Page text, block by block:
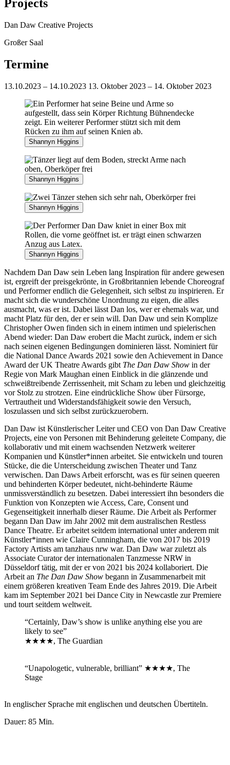
Projects
Dan Daw Creative Projects
Großer Saal
Termine
13.10.2023 – 14.10.2023 13. Oktober 2023 – 14. Oktober 2023
Shannyn Higgins
Shannyn Higgins
Shannyn Higgins
Shannyn Higgins
Nachdem Dan Daw sein Leben lang Inspiration für andere gewesen
ist, ergreift der preisgekrönte, in Großbritannien lebende Choreograf
und Performer endlich die Gelegenheit, sich selbst zu inspirieren. Er
macht sich die wunderschöne Unordnung zu eigen, die alles
ausmacht, was er ist. Dabei lässt Dan los, wer er ehemals war, und
macht Platz für den, der er sein will. Dan Daw und sein Komplize
Christopher Owen finden sich in einem intimen und spielerischen
Abend wieder: Dan Daw erobert die Macht zurück, indem er sich
nach seinen eigenen Bedingungen dominieren lässt. Nominiert für
die National Dance Awards 2021 sowie den Achievement in Dance
Award der UK Theatre Awards gibt The Dan Daw Show in der
Regie von Mark Maughan einen Einblick in die glänzende und
schweißtreibende Zerrissenheit, mit Scham zu leben und gleichzeitig
vor Stolz zu strotzen. Eine eindrückliche Show über Fürsorge,
Vertrautheit und Widerstandsfähigkeit sowie den Versuch,
loszulassen und sich selbst zurückzuerobern.
Dan Daw ist Künstlerischer Leiter und CEO von Dan Daw Creative
Projects, eine von Personen mit Behinderung geleitete Company, die
kollaborativ und mit einem wachsenden Netzwerk weiterer
Kompanien und Künstler*innen arbeitet. Sie entwickeln und touren
Stücke, die die Unterscheidung zwischen Theater und Tanz
verwischen. Dan Daws Arbeit erforscht, was es für seinen queeren
und behinderten Körper bedeutet, nicht-behinderte Räume
unmissverständlich zu besetzen. Dabei interessiert ihn besonders die
Funktion von Konzepten wie Access, Care, Consent und
Gegenseitigkeit innerhalb dieser Räume. Die Arbeit als Performer
begann Dan Daw im Jahr 2002 mit dem australischen Restless
Dance Theatre. Er arbeitet seitdem international unter anderem mit
Künstler*innen wie Claire Cunningham, die von 2017 bis 2019
Factory Artists am tanzhaus nrw war. Dan Daw war zuletzt als
Associate Curator der internationalen Tanzmesse NRW in
Düsseldorf tätig, mit der er von 2021 bis 2024 kollaboriert. Die
Arbeit an The Dan Daw Show begann in Zusammenarbeit mit
einem größeren kreativen Team Ende des Jahres 2019. Die Arbeit
kam im September 2021 bei Dance City in Newcastle zur Premiere
und tourt seitdem weltweit.
“Certainly, Daw’s show is unlike anything else you are
likely to see”
★★★★, The Guardian
“Unapologetic, vulnerable, brilliant” ★★★★, The
Stage
In englischer Sprache mit englischen und deutschen Übertiteln.
Dauer: 85 Min.